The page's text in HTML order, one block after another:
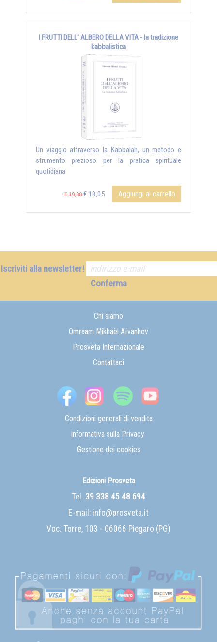
I FRUTTI DELL' ALBERO DELLA VITA - la tradizione
kabbalistica
Un viaggio attraverso la Kabbalah, un metodo e
strumento prezioso per la pratica spirituale
quotidiana
€ 19,00 € 18,05 Aggiungi al carrello
Iscriviti alla newsletter!
Conferma
Chi siamo
Omraam Mikhaël Aïvanhov
Prosveta Internazionale
Contattaci
Condizioni generali di vendita
Informativa sulla Privacy
Gestione dei cookies
Edizioni Prosveta
Tel. 39 338 45 48 694
E-mail: info@prosveta.it
Voc. Torre, 103 - 06066 Piegaro (PG)